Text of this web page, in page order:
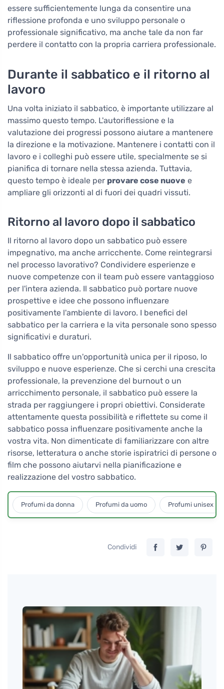
essere sufficientemente lunga da consentire una
riflessione profonda e uno sviluppo personale o
professionale significativo, ma anche tale da non far
perdere il contatto con la propria carriera professionale.
Durante il sabbatico e il ritorno al
lavoro
Una volta iniziato il sabbatico, è importante utilizzare al
massimo questo tempo. L'autoriflessione e la
valutazione dei progressi possono aiutare a mantenere
la direzione e la motivazione. Mantenere i contatti con il
lavoro e i colleghi può essere utile, specialmente se si
pianifica di tornare nella stessa azienda. Tuttavia,
questo tempo è ideale per provare cose nuove e
ampliare gli orizzonti al di fuori dei quadri vissuti.
Ritorno al lavoro dopo il sabbatico
Il ritorno al lavoro dopo un sabbatico può essere
impegnativo, ma anche arricchente. Come reintegrarsi
nel processo lavorativo? Condividere esperienze e
nuove competenze con il team può essere vantaggioso
per l'intera azienda. Il sabbatico può portare nuove
prospettive e idee che possono influenzare
positivamente l'ambiente di lavoro. I benefici del
sabbatico per la carriera e la vita personale sono spesso
significativi e duraturi.
Il sabbatico offre un'opportunità unica per il riposo, lo
sviluppo e nuove esperienze. Che si cerchi una crescita
professionale, la prevenzione del burnout o un
arricchimento personale, il sabbatico può essere la
strada per raggiungere i propri obiettivi. Considerate
attentamente questa possibilità e riflettete su come il
sabbatico possa influenzare positivamente anche la
vostra vita. Non dimenticate di familiarizzare con altre
risorse, letteratura o anche storie ispiratrici di persone o
film che possono aiutarvi nella pianificazione e
realizzazione del vostro sabbatico.
Profumi da donna Profumi da uomo Profumi unisex
Condividi